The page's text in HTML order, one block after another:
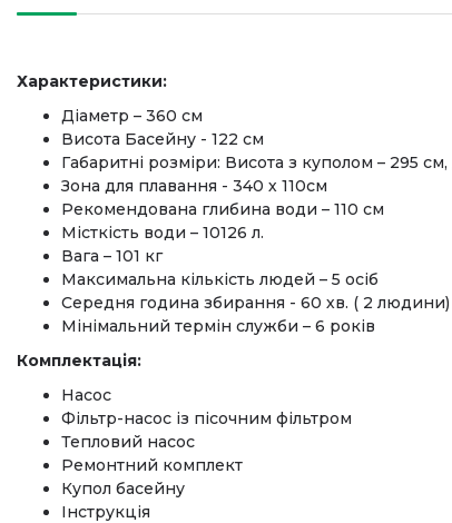
Характеристики:
Діаметр – 360 см
Висота Басейну - 122 см
Габаритні розміри: Висота з куполом – 295
Зона для плавання - 340 х 110см
Рекомендована глибина води – 110 см
Місткість води – 10126 л.
Вага – 101 кг
Максимальна кількість людей – 5 осіб
Середня година збирання - 60 хв. ( 2 людини)
Мінімальний термін служби – 6 років
Комплектація:
Насос
Фільтр-насос із пісочним фільтром
Тепловий насос
Ремонтний комплект
Купол басейну
Інструкція